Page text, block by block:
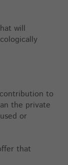
will
to
the private
or
that